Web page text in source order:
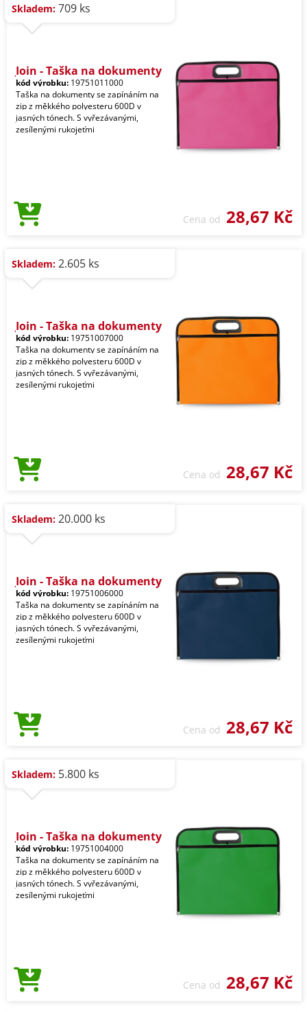
Skladem: 709 ks
Join - Taška na dokumenty
kód výrobku: 19751011000
Taška na dokumenty se zapínáním na
zip z měkkého polyesteru 600D v
jasných tónech. S vyřezávanými,
zesílenými rukojeťmi
Cena od 28,67 Kč
Skladem: 2.605 ks
Join - Taška na dokumenty
kód výrobku: 19751007000
Taška na dokumenty se zapínáním na
zip z měkkého polyesteru 600D v
jasných tónech. S vyřezávanými,
zesílenými rukojeťmi
Cena od 28,67 Kč
Skladem: 20.000 ks
Join - Taška na dokumenty
kód výrobku: 19751006000
Taška na dokumenty se zapínáním na
zip z měkkého polyesteru 600D v
jasných tónech. S vyřezávanými,
zesílenými rukojeťmi
Cena od 28,67 Kč
Skladem: 5.800 ks
Join - Taška na dokumenty
kód výrobku: 19751004000
Taška na dokumenty se zapínáním na
zip z měkkého polyesteru 600D v
jasných tónech. S vyřezávanými,
zesílenými rukojeťmi
Cena od 28,67 Kč